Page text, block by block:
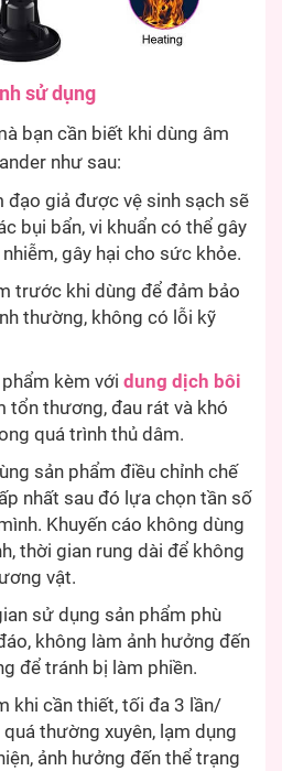
sử dụng
bạn cần biết khi dùng âm
như sau:
đạo giả được vệ sinh sạch sẽ
bụi bẩn, vi khuẩn có thể gây
gây hại cho sức khỏe.
trước khi dùng để đảm bảo
thường, không có lỗi kỹ
kèm với dung dịch bôi
tổn thương, đau rát và khó
quá trình thủ dâm.
sản phẩm điều chỉnh chế
nhất sau đó lựa chọn tần số
Khuyến cáo không dùng
thời gian rung dài để không
vật.
sử dụng sản phẩm phù
không làm ảnh hưởng đến
để tránh bị làm phiền.
khi cần thiết, tối đa 3 lần/
thường xuyên, lạm dụng
ảnh hưởng đến thể trạng